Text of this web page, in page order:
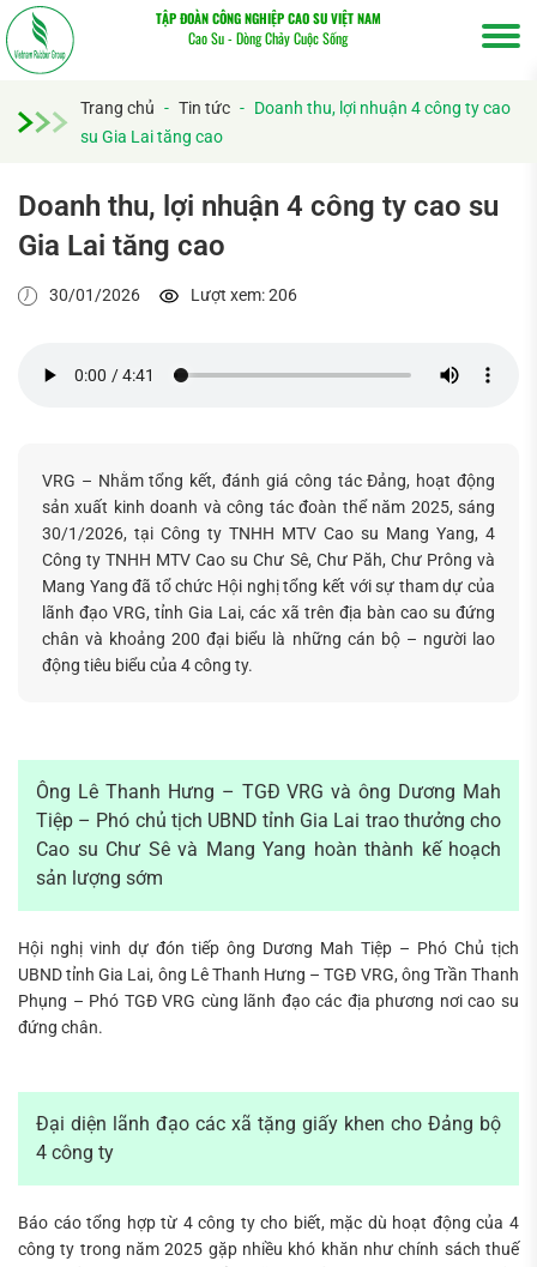
TẬP ĐOÀN CÔNG NGHIỆP CAO SU VIỆT NAM
Cao Su - Dòng Chảy Cuộc Sống
Trang chủ - Tin tức - Doanh thu, lợi nhuận 4 công ty cao
su Gia Lai tăng cao
Doanh thu, lợi nhuận 4 công ty cao su
Gia Lai tăng cao
30/01/2026 Lượt xem: 206
VRG – Nhằm tổng kết, đánh giá công tác Đảng, hoạt động
sản xuất kinh doanh và công tác đoàn thể năm 2025, sáng
30/1/2026, tại Công ty TNHH MTV Cao su Mang Yang, 4
Công ty TNHH MTV Cao su Chư Sê, Chư Păh, Chư Prông và
Mang Yang đã tổ chức Hội nghị tổng kết với sự tham dự của
lãnh đạo VRG, tỉnh Gia Lai, các xã trên địa bàn cao su đứng
chân và khoảng 200 đại biểu là những cán bộ – người lao
động tiêu biểu của 4 công ty.
Ông Lê Thanh Hưng – TGĐ VRG và ông Dương Mah
Tiệp – Phó chủ tịch UBND tỉnh Gia Lai trao thưởng cho
Cao su Chư Sê và Mang Yang hoàn thành kế hoạch
sản lượng sớm
Hội nghị vinh dự đón tiếp ông Dương Mah Tiệp – Phó Chủ tịch
UBND tỉnh Gia Lai, ông Lê Thanh Hưng – TGĐ VRG, ông Trần Thanh
Phụng – Phó TGĐ VRG cùng lãnh đạo các địa phương nơi cao su
đứng chân.
Đại diện lãnh đạo các xã tặng giấy khen cho Đảng bộ
4 công ty
Báo cáo tổng hợp từ 4 công ty cho biết, mặc dù hoạt động của 4
công ty trong năm 2025 gặp nhiều khó khăn như chính sách thuế
Tìm
kiếm...